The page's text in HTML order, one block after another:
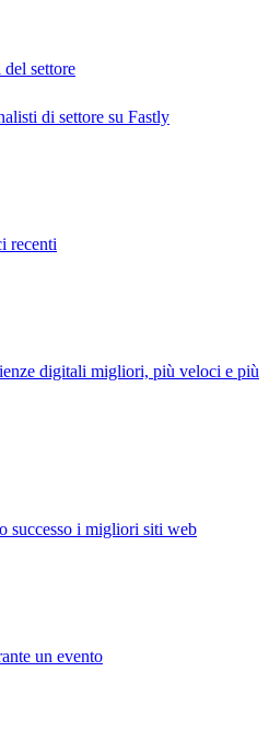
settore
di settore su Fastly
recenti
digitali migliori, più veloci e più
successo i migliori siti web
un evento